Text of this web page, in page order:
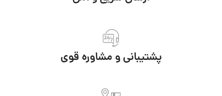
پشتیبانی و مشاوره قوی